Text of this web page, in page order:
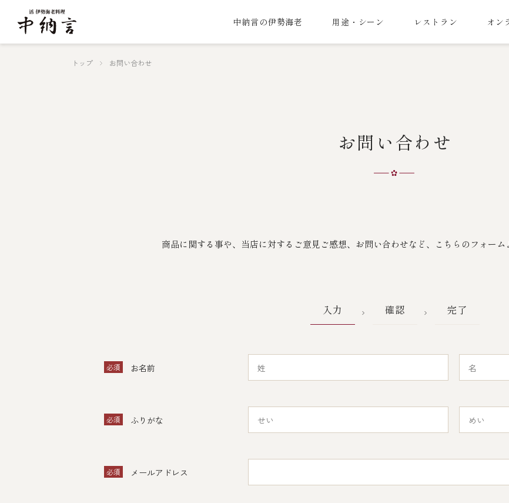
中納言の伊勢海老 用途・シーン レストラン オン
トップ お問い合わせ
お問い合わせ
商品に関する事や、当店に対するご意見ご感想、お問い合わせなど、こちらのフォーム
入力 確認 完了
必須 お名前
必須 ふりがな
必須 メールアドレス